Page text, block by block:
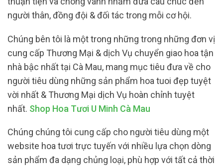
người thân, đồng đội & đối tác trong mỗi cơ hội.
Chúng bên tôi là một trong những trong những đơn vị
cung cấp Thương Mại & dịch Vụ chuyển giao hoa tận
nhà bậc nhất tại Cà Mau, mang mục tiêu đưa về cho
người tiêu dùng những sản phẩm hoa tuoi đẹp tuyệt
vời nhất & Thương Mại dịch Vụ hoàn chỉnh tuyệt
nhất. Shop Hoa Tươi U Minh Cà Mau
Chúng chúng tôi cung cấp cho người tiêu dùng một
website hoa tươi trực tuyến với nhiều lựa chọn dòng
sản phẩm đa dạng chủng loại, phù hợp với tất cả thời